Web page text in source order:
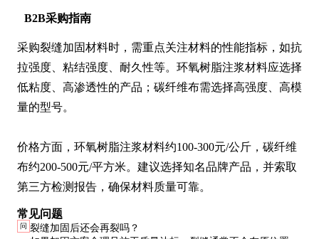
B2B采购指南
采购裂缝加固材料时，需重点关注材料的性能指标，如抗
拉强度、粘结强度、耐久性等。环氧树脂注浆材料应选择
低粘度、高渗透性的产品；碳纤维布需选择高强度、高模
量的型号。
价格方面，环氧树脂注浆材料约100-300元/公斤，碳纤维
布约200-500元/平方米。建议选择知名品牌产品，并索取
第三方检测报告，确保材料质量可靠。
常见问题
问 裂缝加固后还会再裂吗？